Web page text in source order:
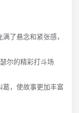
了悬念和紧张感，
尔的精彩打斗场
葛，使故事更加丰富